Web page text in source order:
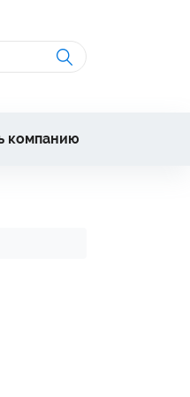
компанию